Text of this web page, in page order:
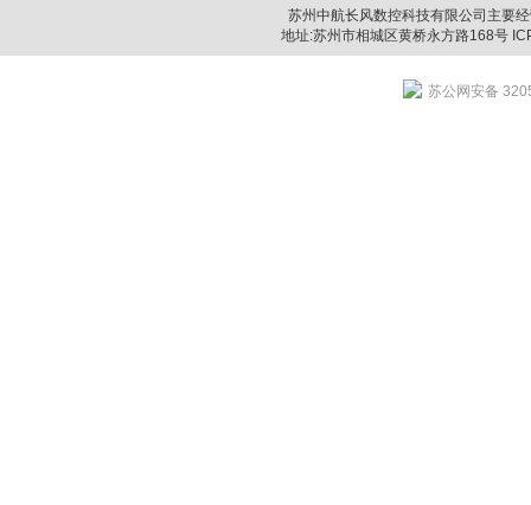
苏州中航长风数控科技有限公司主要
地址:苏州市相城区黄桥永方路168号
苏公网安备